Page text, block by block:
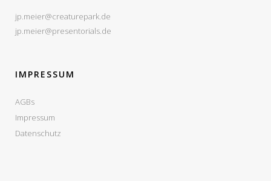
jp.meier@creaturepark.de
jp.meier@presentorials.de
IMPRESSUM
AGBs
Impressum
Datenschutz